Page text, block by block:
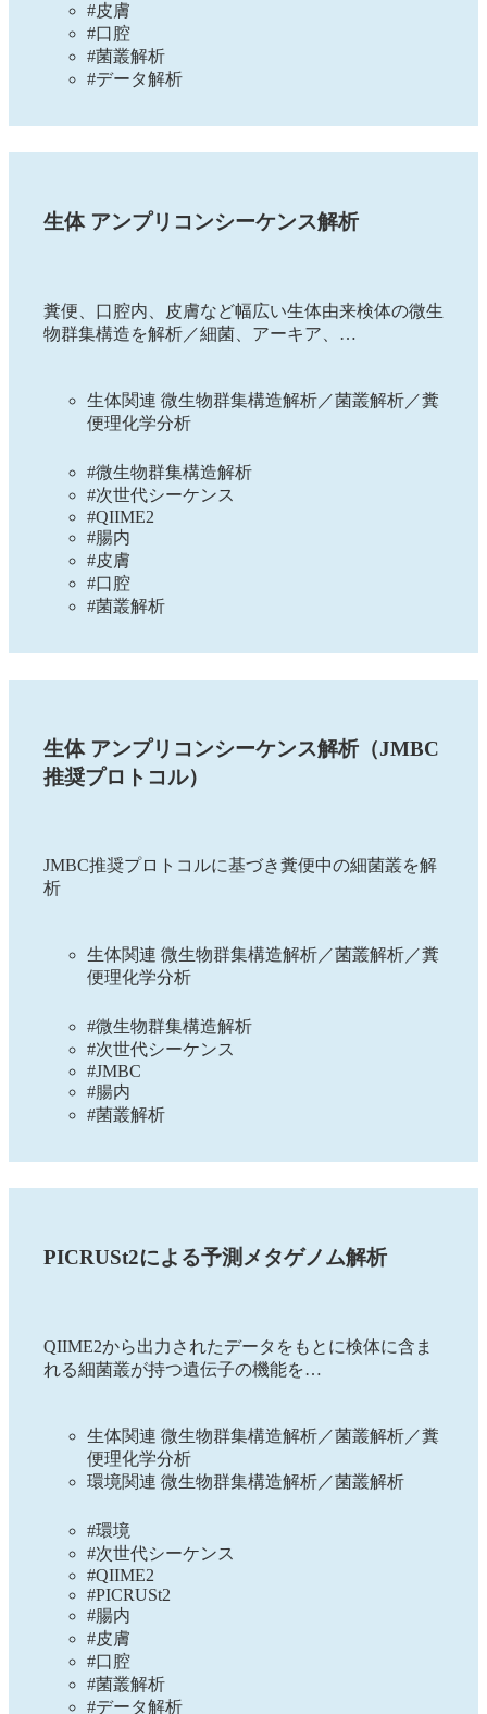
#皮膚
#口腔
#菌叢解析
#データ解析
生体 アンプリコンシーケンス解析
糞便、口腔内、皮膚など幅広い生体由来検体の微生
物群集構造を解析／細菌、アーキア、…
生体関連 微生物群集構造解析／菌叢解析／糞
便理化学分析
#微生物群集構造解析
#次世代シーケンス
#QIIME2
#腸内
#皮膚
#口腔
#菌叢解析
生体 アンプリコンシーケンス解析（JMBC
推奨プロトコル）
JMBC推奨プロトコルに基づき糞便中の細菌叢を解
析
生体関連 微生物群集構造解析／菌叢解析／糞
便理化学分析
#微生物群集構造解析
#次世代シーケンス
#JMBC
#腸内
#菌叢解析
PICRUSt2による予測メタゲノム解析
QIIME2から出力されたデータをもとに検体に含ま
れる細菌叢が持つ遺伝子の機能を…
生体関連 微生物群集構造解析／菌叢解析／糞
便理化学分析
環境関連 微生物群集構造解析／菌叢解析
#環境
#次世代シーケンス
#QIIME2
#PICRUSt2
#腸内
#皮膚
#口腔
#菌叢解析
#データ解析